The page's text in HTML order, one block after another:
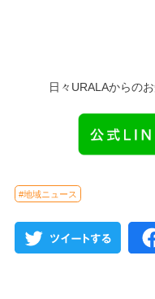
日々URALAからの
#地域ニュース